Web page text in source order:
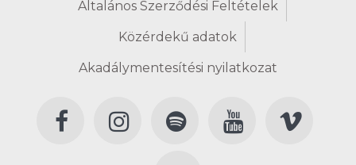
Általános Szerződési Feltételek
Közérdekű adatok
Akadálymentesítési nyilatkozat